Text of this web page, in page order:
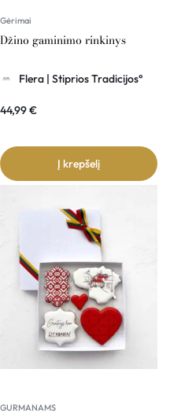
Gėrimai
Džino gaminimo rinkinys
Flera | Stiprios Tradicijos°
44,99€
Į krepšelį
GURMANAMS